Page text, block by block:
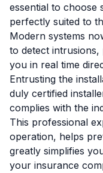
essential to choose
perfectly suited to
Modern systems
to detect
you in real time
Entrusting the
duly certified
complies with the
This professional
operation, helps
greatly simplifies
your insurance